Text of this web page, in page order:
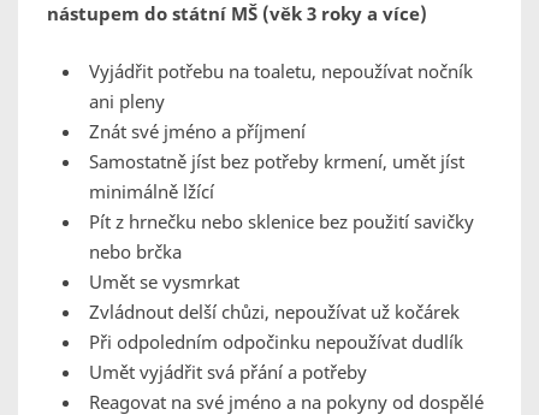
nástupem do státní MŠ (věk 3 roky a více)
Vyjádřit potřebu na toaletu, nepoužívat nočník
ani pleny
Znát své jméno a příjmení
Samostatně jíst bez potřeby krmení, umět jíst
minimálně lžící
Pít z hrnečku nebo sklenice bez použití savičky
nebo brčka
Umět se vysmrkat
Zvládnout delší chůzi, nepoužívat už kočárek
Při odpoledním odpočinku nepoužívat dudlík
Umět vyjádřit svá přání a potřeby
Reagovat na své jméno a na pokyny od dospělé